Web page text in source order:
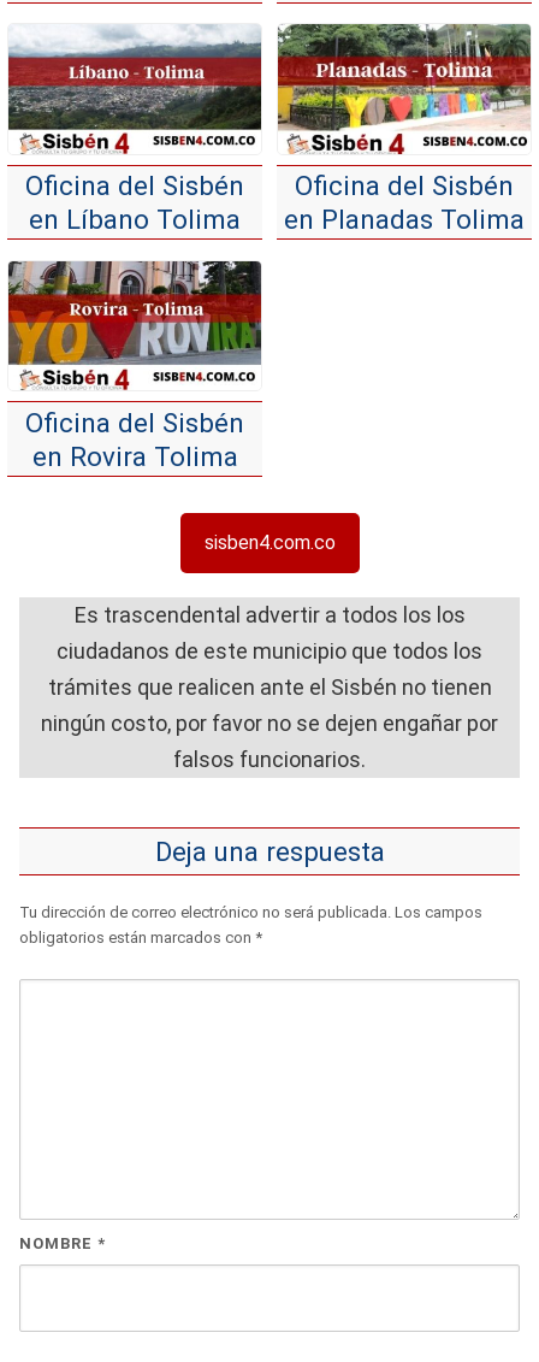
Oficina del Sisbén
en Líbano Tolima
Oficina del Sisbén
en Planadas Tolima
Oficina del Sisbén
en Rovira Tolima
sisben4.com.co
Es trascendental advertir a todos los los
ciudadanos de este municipio que todos los
trámites que realicen ante el Sisbén no tienen
ningún costo, por favor no se dejen engañar por
falsos funcionarios.
Deja una respuesta
Tu dirección de correo electrónico no será publicada. Los campos
obligatorios están marcados con *
NOMBRE *